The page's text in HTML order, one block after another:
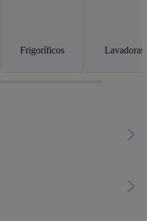
Frigoríficos Lavadoras